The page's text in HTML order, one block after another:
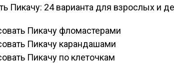
Пикачу фломастерами
Пикачу карандашами
Пикачу по клеточкам